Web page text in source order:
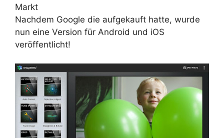
Markt
Nachdem Google die aufgekauft hatte, wurde
nun eine Version für Android und iOS
veröffentlicht!